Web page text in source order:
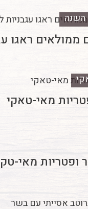
השנה
ממולאים ראגו
מאי-טאקי
ופטריות מאי-